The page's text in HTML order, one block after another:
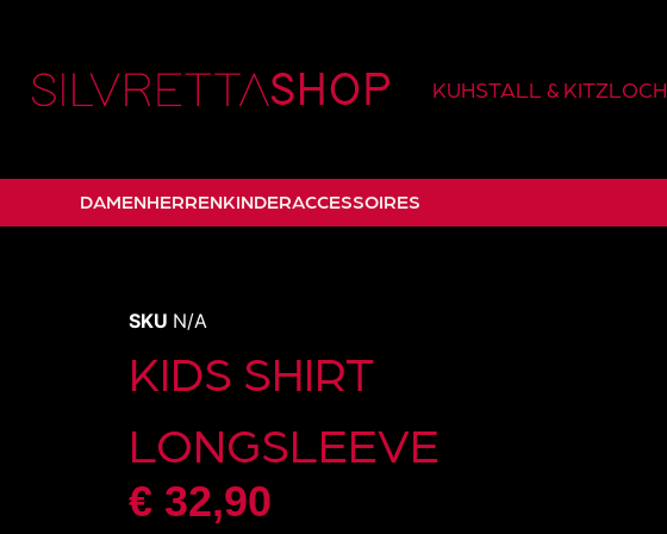
KUHSTALL & KITZLOCH
DAMENHERRENKINDERACCESSOIRES
SKU N/A
KIDS SHIRT
LONGSLEEVE
€32,90